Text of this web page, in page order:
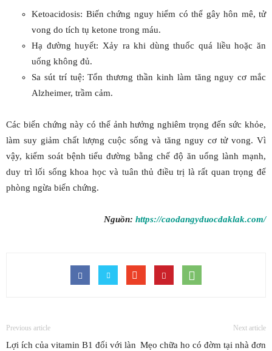
Ketoacidosis: Biến chứng nguy hiểm có thể gây hôn mê, tử
vong do tích tụ ketone trong máu.
Hạ đường huyết: Xảy ra khi dùng thuốc quá liều hoặc ăn
uống không đủ.
Sa sút trí tuệ: Tổn thương thần kinh làm tăng nguy cơ mắc
Alzheimer, trầm cảm.
Các biến chứng này có thể ảnh hưởng nghiêm trọng đến sức khỏe,
làm suy giảm chất lượng cuộc sống và tăng nguy cơ tử vong. Vì
vậy, kiểm soát bệnh tiểu đường bằng chế độ ăn uống lành mạnh,
duy trì lối sống khoa học và tuân thủ điều trị là rất quan trọng để
phòng ngừa biến chứng.
Nguồn: https://caodangyduocdaklak.com/
Previous article
Lợi ích của vitamin B1 đối với làn
Next article
Mẹo chữa ho có đờm tại nhà đơn